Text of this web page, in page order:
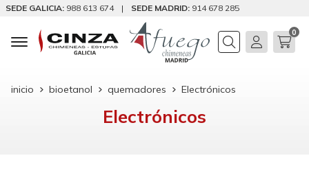
SEDE GALICIA: 988 613 674 | SEDE MADRID: 914 678 285
Buscar
0
inicio bioetanol quemadores Electrónicos
Electrónicos